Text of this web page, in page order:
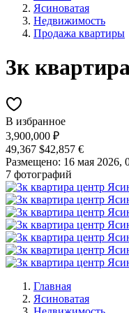
Ясиноватая
Недвижимость
Продажа квартиры
3к
В избранное
3,900,000 ₽
49,367 $42,857 €
Размещено: 16 мая 2026,
7 фотографий
Главная
Ясиноватая